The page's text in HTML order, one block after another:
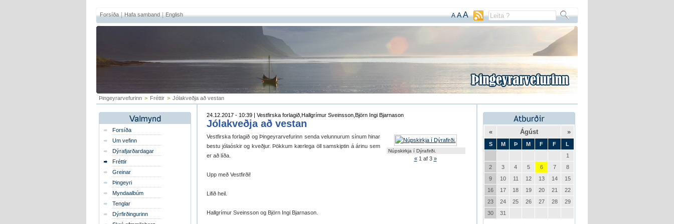
Forsíða Hafa samband English A AA
Þingeyrarvefurinn > Fréttir > Jólakveðja að vestan
Forsíða
Um vefinn
Dýrafjarðardagar
Fréttir
Greinar
Þingeyri
Myndaalbúm
Tenglar
Dýrfirðingurinn
24.12.2017 - 10:39 | Vestfirska forlagið,Hallgrímur Sveinsson,Björn Ingi Bjarnason
Jólakveðja að vestan
Núpskirkja í Dýrafirði.
« 1 af 3 »
Vestfirska forlagið og Þingeyrarvefurinn senda velunnurum sínum hinar
bestu jólaóskir og kveðjur. Þökkum kærlega öll samskiptin á árinu sem
er að líða.
Upp með Vestfirði!
Lifið heil.
Hallgrímur Sveinsson og Björn Ingi Bjarnason.
« Ágúst »
S M Þ M F F
L
1
2
3 4 5 6 7
8
9
10 11 12 13 14
15
16
17 18 19 20 21
22
23
24 25 26 27 28
29
30
31